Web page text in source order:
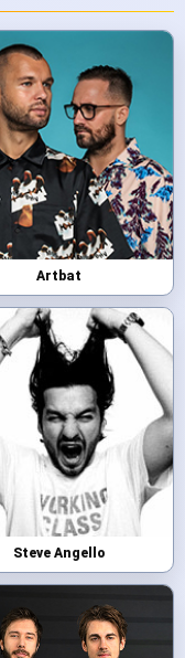
Artbat
Steve Angello